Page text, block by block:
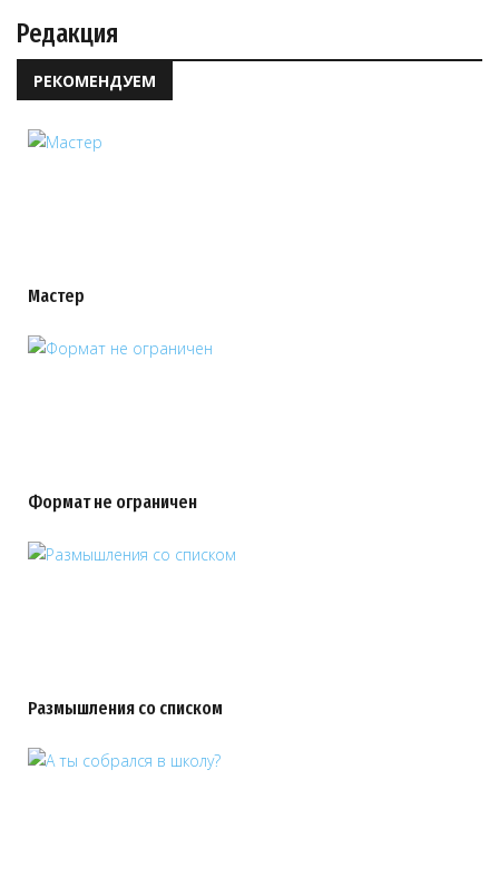
Редакция
РЕКОМЕНДУЕМ
Мастер
Формат не ограничен
Размышления со списком